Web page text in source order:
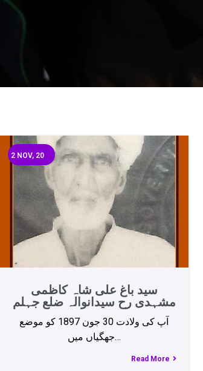
سید باغ علی شاہ کاظمی
مشہدی رح سیدانوالہ ضلع جہلم
2 NOV, 20
آپ کی ولادت 30 جون 1897 کو موضع
جھگیاں میں…
Read More